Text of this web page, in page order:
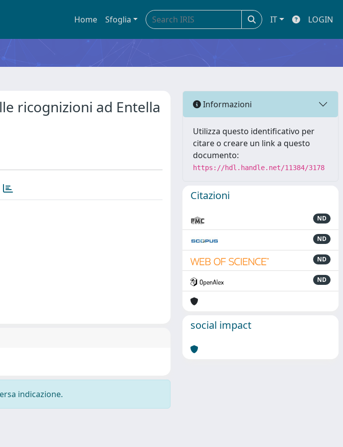
Home Sfoglia IT LOGIN
ricognizioni ad Entella
indicazione.
Informazioni
Utilizza questo identificativo per
citare o creare un link a questo
documento:
https://hdl.handle.net/11384/3178
Citazioni
ND
ND
ND
ND
social impact